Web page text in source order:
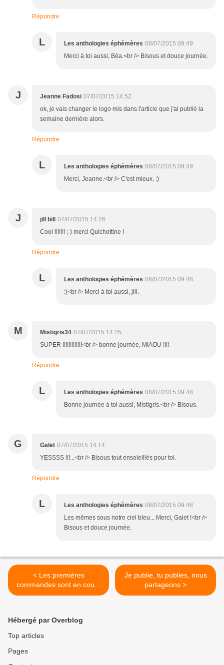
Répondre
L Les anthologies éphémères 08/07/2015 09:49
Merci à toi aussi, Béa.<br /> Bisous et douce journée.
J Jeanne Fadosi 07/07/2015 14:52
ok, je vais changer le logo mis dans l'article que j'ai publié la
semaine dernière alors.
Répondre
L Les anthologies éphémères 08/07/2015 09:49
Merci, Jeanne.<br /> C'est mieux. :)
J jill bill 07/07/2015 14:26
Cool !!!!!!! ;-) merci Quichottine !
Répondre
L Les anthologies éphémères 08/07/2015 09:48
:)<br /> Merci à toi aussi, jill.
M Mistigris34 07/07/2015 14:25
SUPER !!!!!!!!!!!!!<br /> bonne journée, MIAOU !!!!
Répondre
L Les anthologies éphémères 08/07/2015 09:48
Bonne journée à toi aussi, Mistigris.<br /> Bisous.
G Galet 07/07/2015 14:14
YESSSS !!!...<br /> Bisous tout ensoleillés pour toi.
Répondre
L Les anthologies éphémères 08/07/2015 09:48
Les mêmes sous notre ciel bleu... Merci, Galet !<br />
Bisous et douce journée.
< Les premières
commandes sont en cours
de livraison
Je publie, tu publies, nous
partageons >
Hébergé par Overblog
Top articles
Pages